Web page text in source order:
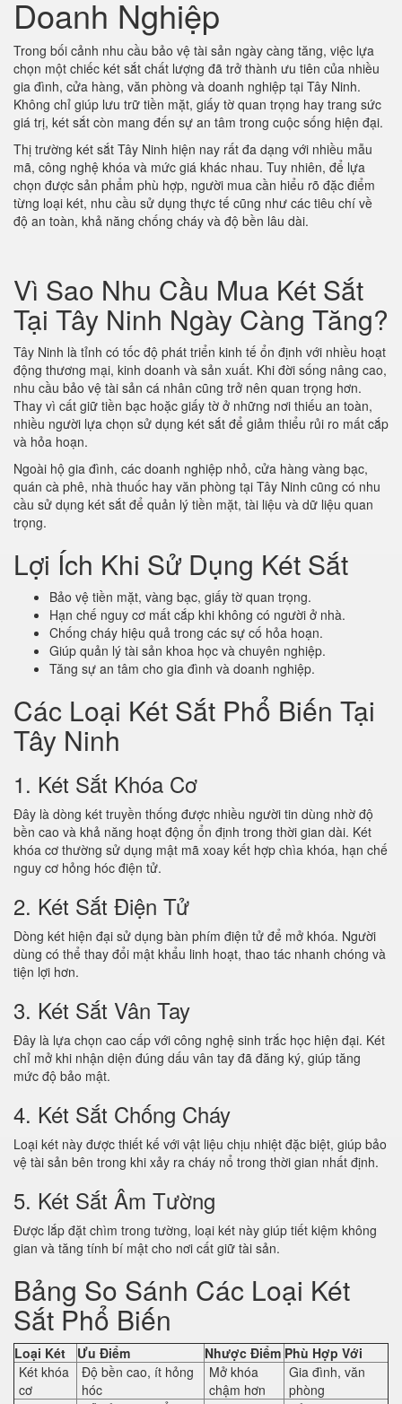
Doanh Nghiệp
Trong bối cảnh nhu cầu bảo vệ tài sản ngày càng tăng, việc lựa
chọn một chiếc két sắt chất lượng đã trở thành ưu tiên của nhiều
gia đình, cửa hàng, văn phòng và doanh nghiệp tại Tây Ninh.
Không chỉ giúp lưu trữ tiền mặt, giấy tờ quan trọng hay trang sức
giá trị, két sắt còn mang đến sự an tâm trong cuộc sống hiện đại.
Thị trường két sắt Tây Ninh hiện nay rất đa dạng với nhiều mẫu
mã, công nghệ khóa và mức giá khác nhau. Tuy nhiên, để lựa
chọn được sản phẩm phù hợp, người mua cần hiểu rõ đặc điểm
từng loại két, nhu cầu sử dụng thực tế cũng như các tiêu chí về
độ an toàn, khả năng chống cháy và độ bền lâu dài.
Vì Sao Nhu Cầu Mua Két Sắt
Tại Tây Ninh Ngày Càng Tăng?
Tây Ninh là tỉnh có tốc độ phát triển kinh tế ổn định với nhiều hoạt
động thương mại, kinh doanh và sản xuất. Khi đời sống nâng cao,
nhu cầu bảo vệ tài sản cá nhân cũng trở nên quan trọng hơn.
Thay vì cất giữ tiền bạc hoặc giấy tờ ở những nơi thiếu an toàn,
nhiều người lựa chọn sử dụng két sắt để giảm thiểu rủi ro mất cắp
và hỏa hoạn.
Ngoài hộ gia đình, các doanh nghiệp nhỏ, cửa hàng vàng bạc,
quán cà phê, nhà thuốc hay văn phòng tại Tây Ninh cũng có nhu
cầu sử dụng két sắt để quản lý tiền mặt, tài liệu và dữ liệu quan
trọng.
Lợi Ích Khi Sử Dụng Két Sắt
Bảo vệ tiền mặt, vàng bạc, giấy tờ quan trọng.
Hạn chế nguy cơ mất cắp khi không có người ở nhà.
Chống cháy hiệu quả trong các sự cố hỏa hoạn.
Giúp quản lý tài sản khoa học và chuyên nghiệp.
Tăng sự an tâm cho gia đình và doanh nghiệp.
Các Loại Két Sắt Phổ Biến Tại
Tây Ninh
1. Két Sắt Khóa Cơ
Đây là dòng két truyền thống được nhiều người tin dùng nhờ độ
bền cao và khả năng hoạt động ổn định trong thời gian dài. Két
khóa cơ thường sử dụng mật mã xoay kết hợp chìa khóa, hạn chế
nguy cơ hỏng hóc điện tử.
2. Két Sắt Điện Tử
Dòng két hiện đại sử dụng bàn phím điện tử để mở khóa. Người
dùng có thể thay đổi mật khẩu linh hoạt, thao tác nhanh chóng và
tiện lợi hơn.
3. Két Sắt Vân Tay
Đây là lựa chọn cao cấp với công nghệ sinh trắc học hiện đại. Két
chỉ mở khi nhận diện đúng dấu vân tay đã đăng ký, giúp tăng
mức độ bảo mật.
4. Két Sắt Chống Cháy
Loại két này được thiết kế với vật liệu chịu nhiệt đặc biệt, giúp bảo
vệ tài sản bên trong khi xảy ra cháy nổ trong thời gian nhất định.
5. Két Sắt Âm Tường
Được lắp đặt chìm trong tường, loại két này giúp tiết kiệm không
gian và tăng tính bí mật cho nơi cất giữ tài sản.
Bảng So Sánh Các Loại Két
Sắt Phổ Biến
Loại Két Ưu Điểm Nhược Điểm Phù Hợp Với
Két khóa
cơ
Độ bền cao, ít hỏng
hóc
Mở khóa
chậm hơn
Gia đình, văn
phòng